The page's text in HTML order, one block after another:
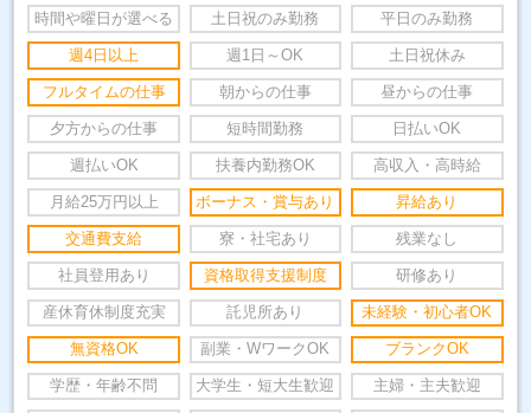
時間や曜日が選べる 土日祝のみ勤務 平日のみ勤務
週4日以上 週1日～OK 土日祝休み
フルタイムの仕事 朝からの仕事 昼からの仕事
夕方からの仕事 短時間勤務 日払いOK
週払いOK 扶養内勤務OK 高収入・高時給
月給25万円以上 ボーナス・賞与あり 昇給あり
交通費支給 寮・社宅あり 残業なし
社員登用あり 資格取得支援制度 研修あり
産休育休制度充実 託児所あり 未経験・初心者OK
無資格OK 副業・WワークOK ブランクOK
学歴・年齢不問 大学生・短大生歓迎 主婦・主夫歓迎